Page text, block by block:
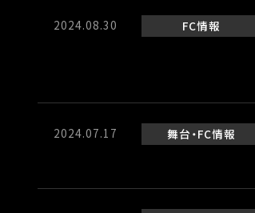
2024.08.30 FC情報
2024.07.17 舞台 FC情報